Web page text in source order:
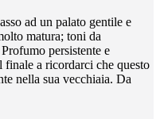
ad un palato gentile e
matura; toni da
persistente e
finale a ricordarci che questo
nella sua vecchiaia. Da